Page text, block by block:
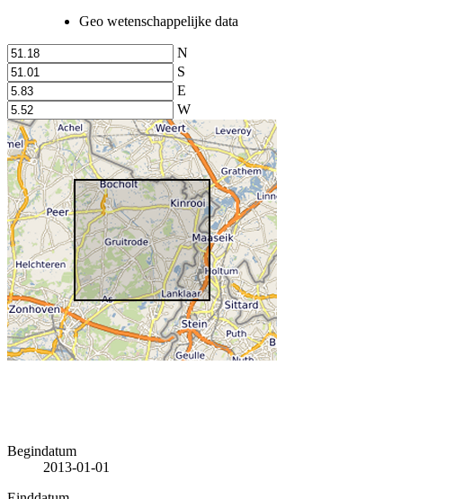
Geo wetenschappelijke data
N
S
E
W
Begindatum
2013-01-01